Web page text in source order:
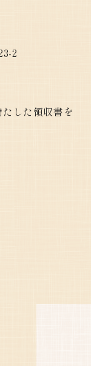
2
した領収書を